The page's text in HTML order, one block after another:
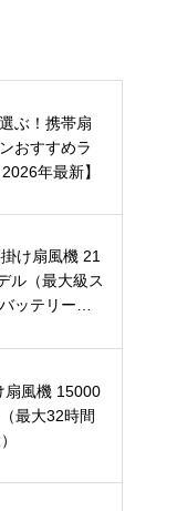
ぶ！携帯扇
おすすめラ
年最新】
け扇風機 21
ル（最大級ス
ッテリー兼
扇風機 15000
最大32時間